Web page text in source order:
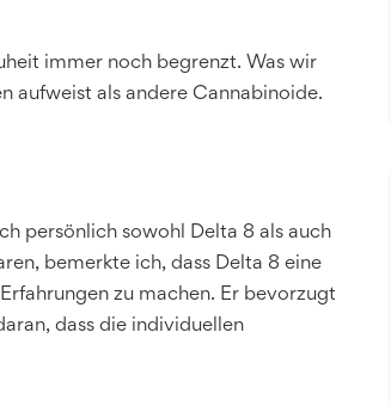
immer noch begrenzt. Was wir
aufweist als andere Cannabinoide.
persönlich sowohl Delta 8 als auch
bemerkte ich, dass Delta 8 eine
zu machen. Er bevorzugt
dass die individuellen